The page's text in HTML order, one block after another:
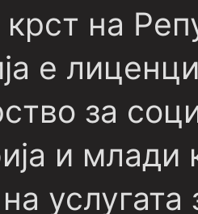
на
е
за
и млади